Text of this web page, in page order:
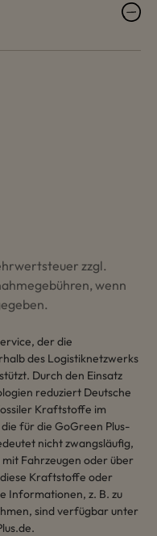
zzgl.
wenn
der die
des Logistiknetzwerks
Durch den Einsatz
reduziert Deutsche
Kraftstoffe im
für die GoGreen Plus-
nicht zwangsläufig,
Fahrzeugen oder über
Kraftstoffe oder
Informationen, z. B. zu
sind verfügbar unter